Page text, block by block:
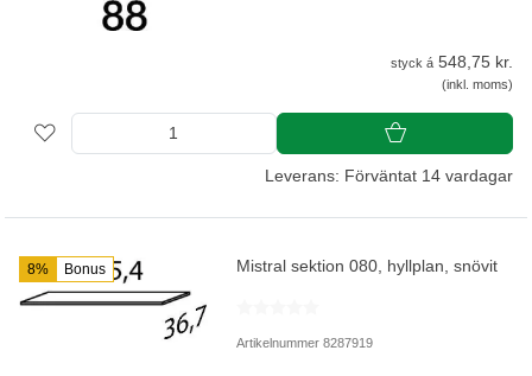
styck á 548,75 kr.
(inkl. moms)
Leverans: Förväntat 14 vardagar
8% Bonus Mistral sektion 080, hyllplan, snövit
Artikelnummer 8287919